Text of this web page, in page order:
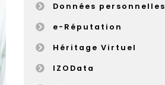
Données personnelles
e-Réputation
Héritage Virtuel
IZOData